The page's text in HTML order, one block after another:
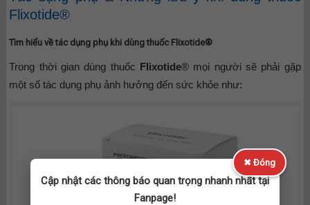
Flixotide®
Tìm hiểu về tác dụng phụ khi dùng thuốc Flixotide®
Trong thời gian dùng thuốc Flixotide® mọi người sẽ phải gặp
một số tác dụng phụ ảnh hưởng đến sức khỏe như:
✖ Đóng
Cập nhật các thông báo quan trọng nhanh nhất tại
Fanpage!